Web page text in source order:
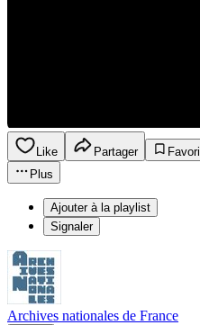
Like Partager
Favori
Plus
Ajouter à la playlist
Signaler
Archives nationales de France